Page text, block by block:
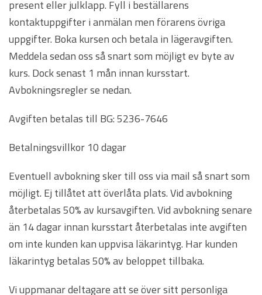
present eller julklapp. Fyll i beställarens
kontaktuppgifter i anmälan men förarens övriga
uppgifter. Boka kursen och betala in lägeravgiften.
Meddela sedan oss så snart som möjligt ev byte av
kurs. Dock senast 1 mån innan kursstart.
Avbokningsregler se nedan.
Avgiften betalas till BG: 5236-7646
Betalningsvillkor 10 dagar
Eventuell avbokning sker till oss via mail så snart som
möjligt. Ej tillåtet att överlåta plats. Vid avbokning
återbetalas 50% av kursavgiften. Vid avbokning senare
än 14 dagar innan kursstart återbetalas inte avgiften
om inte kunden kan uppvisa läkarintyg. Har kunden
läkarintyg betalas 50% av beloppet tillbaka.
Vi uppmanar deltagare att se över sitt personliga